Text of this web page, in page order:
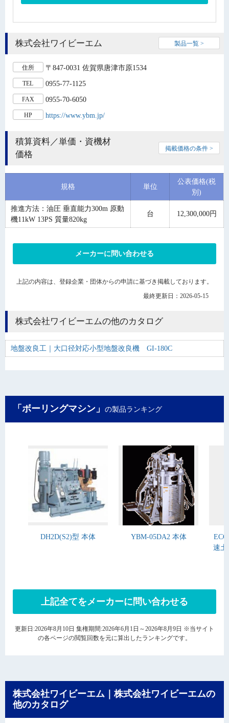
株式会社ワイビーエム 製品一覧 >
住所 〒847-0031 佐賀県唐津市原1534
TEL 0955-77-1125
FAX 0955-70-6050
HP https://www.ybm.jp/
積算資料／単価・資機材
価格
掲載価格の条件 >
規格 単位
公表価格(税
別)
推進方法：油圧 垂直能力300m 原動
機11kW 13PS 質量820kg
台 12,300,000円
メーカーに問い合わせる
上記の内容は、登録企業・団体からの申請に基づき掲載しております。
最終更新日：2026-05-15
株式会社ワイビーエムの他のカタログ
地盤改良工｜大口径対応小型地盤改良機 GI-180C
「ボーリングマシン」 の製品ランキング
DH2D(S2)型 本体 YBM-05DA2 本体
速土
上記全てをメーカーに問い合わせる
更新日:2026年8月10日 集権期間:2026年6月1日～2026年8月9日 ※当サイト
の各ページの閲覧回数を元に算出したランキングです。
株式会社ワイビーエム｜株式会社ワイビーエムの
他のカタログ